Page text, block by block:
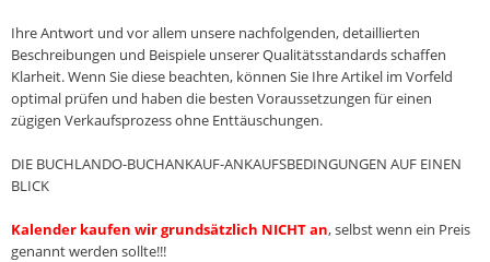
Ihre Antwort und vor allem unsere nachfolgenden, detaillierten
Beschreibungen und Beispiele unserer Qualitätsstandards schaffen
Klarheit. Wenn Sie diese beachten, können Sie Ihre Artikel im Vorfeld
optimal prüfen und haben die besten Voraussetzungen für einen
zügigen Verkaufsprozess ohne Enttäuschungen.
DIE BUCHLANDO-BUCHANKAUF-ANKAUFSBEDINGUNGEN AUF EINEN
BLICK
Kalender kaufen wir grundsätzlich NICHT an, selbst wenn ein Preis
genannt werden sollte!!!